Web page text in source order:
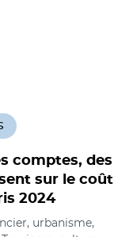
comptes, des
sur le coût
2024
urbanisme,